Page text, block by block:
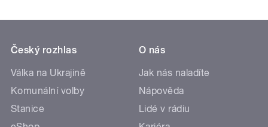
Český rozhlas
Válka na Ukrajině
Komunální volby
Stanice
O nás
Jak nás naladíte
Nápověda
Lidé v rádiu